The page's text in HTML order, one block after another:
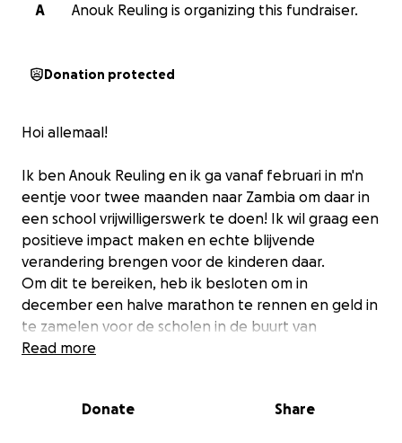
A
Anouk Reuling is organizing this fundraiser.
Donation protected
Hoi allemaal!
Ik ben Anouk Reuling en ik ga vanaf februari in m'n
eentje voor twee maanden naar Zambia om daar in
een school vrijwilligerswerk te doen! Ik wil graag een
positieve impact maken en echte blijvende
verandering brengen voor de kinderen daar.
Om dit te bereiken, heb ik besloten om in
december een halve marathon te rennen en geld in
te zamelen voor de scholen in de buurt van
Livingstone. Deze zomer begon ik met slechts twee
aan dit mooie doel?
Read more
Donate Share